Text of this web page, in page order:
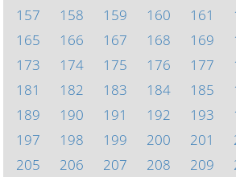
157
158 159 160 161
165
166 167 168 169
173
174 175 176 177
181
182 183 184 185
189
190 191 192 193
197
198 199 200 201
205
206 207 208 209